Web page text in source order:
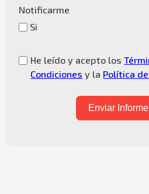
Notificarme
Si
He leído y acepto los
Condiciones y la Política
Enviar Informe